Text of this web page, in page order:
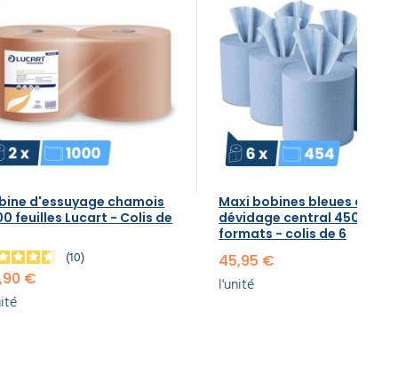
d'essuyage chamois
feuilles Lucart - Colis de
10
€
Maxi bobines bleues à
dévidage central 450
formats - colis de 6
45,95 €
l'unité